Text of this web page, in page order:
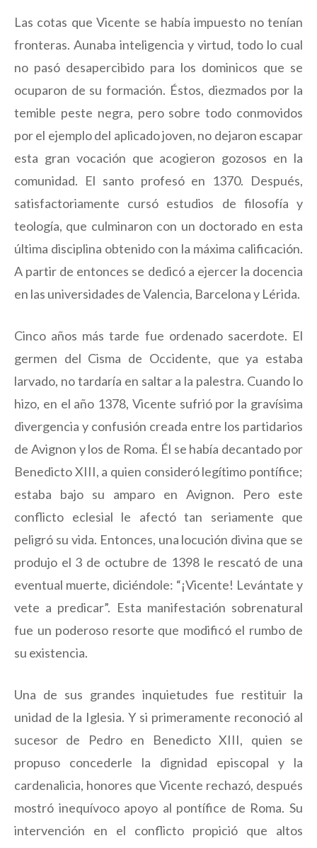
Las cotas que Vicente se había impuesto no tenían
fronteras. Aunaba inteligencia y virtud, todo lo cual
no pasó desapercibido para los dominicos que se
ocuparon de su formación. Éstos, diezmados por la
temible peste negra, pero sobre todo conmovidos
por el ejemplo del aplicado joven, no dejaron escapar
esta gran vocación que acogieron gozosos en la
comunidad. El santo profesó en 1370. Después,
satisfactoriamente cursó estudios de filosofía y
teología, que culminaron con un doctorado en esta
última disciplina obtenido con la máxima calificación.
A partir de entonces se dedicó a ejercer la docencia
en las universidades de Valencia, Barcelona y Lérida.
Cinco años más tarde fue ordenado sacerdote. El
germen del Cisma de Occidente, que ya estaba
larvado, no tardaría en saltar a la palestra. Cuando lo
hizo, en el año 1378, Vicente sufrió por la gravísima
divergencia y confusión creada entre los partidarios
de Avignon y los de Roma. Él se había decantado por
Benedicto XIII, a quien consideró legítimo pontífice;
estaba bajo su amparo en Avignon. Pero este
conflicto eclesial le afectó tan seriamente que
peligró su vida. Entonces, una locución divina que se
produjo el 3 de octubre de 1398 le rescató de una
eventual muerte, diciéndole: “¡Vicente! Levántate y
vete a predicar”. Esta manifestación sobrenatural
fue un poderoso resorte que modificó el rumbo de
su existencia.
Una de sus grandes inquietudes fue restituir la
unidad de la Iglesia. Y si primeramente reconoció al
sucesor de Pedro en Benedicto XIII, quien se
propuso concederle la dignidad episcopal y la
cardenalicia, honores que Vicente rechazó, después
mostró inequívoco apoyo al pontífice de Roma. Su
intervención en el conflicto propició que altos